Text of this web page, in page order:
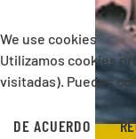
We use cookies
Utilizamos cookies
visitadas). Puedes
DE ACUERDO